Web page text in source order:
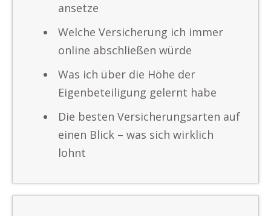
ansetze
Welche Versicherung ich immer
online abschließen würde
Was ich über die Höhe der
Eigenbeteiligung gelernt habe
Die besten Versicherungsarten auf
einen Blick – was sich wirklich
lohnt